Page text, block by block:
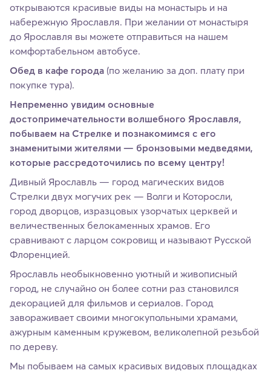
открываются красивые виды на монастырь и на
набережную Ярославля. При желании от монастыря
до Ярославля вы можете отправиться на нашем
комфортабельном автобусе.
Обед в кафе города (по желанию за доп. плату при
покупке тура).
Непременно увидим основные
достопримечательности волшебного Ярославля,
побываем на Стрелке и познакомимся с его
знаменитыми жителями — бронзовыми медведями,
которые рассредоточились по всему центру!
Дивный Ярославль — город магических видов
Стрелки двух могучих рек — Волги и Которосли,
город дворцов, изразцовых узорчатых церквей и
величественных белокаменных храмов. Его
сравнивают с ларцом сокровищ и называют Русской
Флоренцией.
Ярославль необыкновенно уютный и живописный
город, не случайно он более сотни раз становился
декорацией для фильмов и сериалов. Город
завораживает своими многокупольными храмами,
ажурным каменным кружевом, великолепной резьбой
по дереву.
Мы побываем на самых красивых видовых площадках